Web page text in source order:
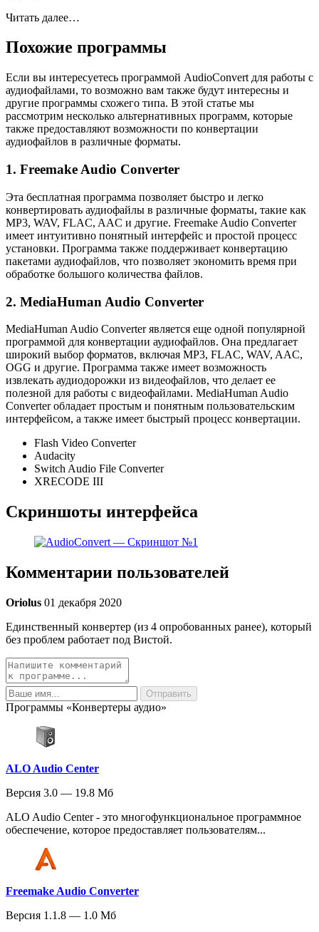
Читать далее…
Похожие программы
Если вы интересуетесь программой AudioConvert для работы с
аудиофайлами, то возможно вам также будут интересны и
другие программы схожего типа. В этой статье мы
рассмотрим несколько альтернативных программ, которые
также предоставляют возможности по конвертации
аудиофайлов в различные форматы.
1. Freemake Audio Converter
Эта бесплатная программа позволяет быстро и легко
конвертировать аудиофайлы в различные форматы, такие как
MP3, WAV, FLAC, AAC и другие. Freemake Audio Converter
имеет интуитивно понятный интерфейс и простой процесс
установки. Программа также поддерживает конвертацию
пакетами аудиофайлов, что позволяет экономить время при
обработке большого количества файлов.
2. MediaHuman Audio Converter
MediaHuman Audio Converter является еще одной популярной
программой для конвертации аудиофайлов. Она предлагает
широкий выбор форматов, включая MP3, FLAC, WAV, AAC,
OGG и другие. Программа также имеет возможность
извлекать аудиодорожки из видеофайлов, что делает ее
полезной для работы с видеофайлами. MediaHuman Audio
Converter обладает простым и понятным пользовательским
интерфейсом, а также имеет быстрый процесс конвертации.
Flash Video Converter
Audacity
Switch Audio File Converter
XRECODE III
Скриншоты интерфейса
Комментарии пользователей
Oriolus 01 декабря 2020
Единственный конвертер (из 4 опробованных ранее), который
без проблем работает под Вистой.
Программы «Конвертеры аудио»
ALO Audio Center
Версия 3.0 — 19.8 Мб
ALO Audio Center - это многофункциональное программное
обеспечение, которое предоставляет пользователям...
Freemake Audio Converter
Версия 1.1.8 — 1.0 Мб